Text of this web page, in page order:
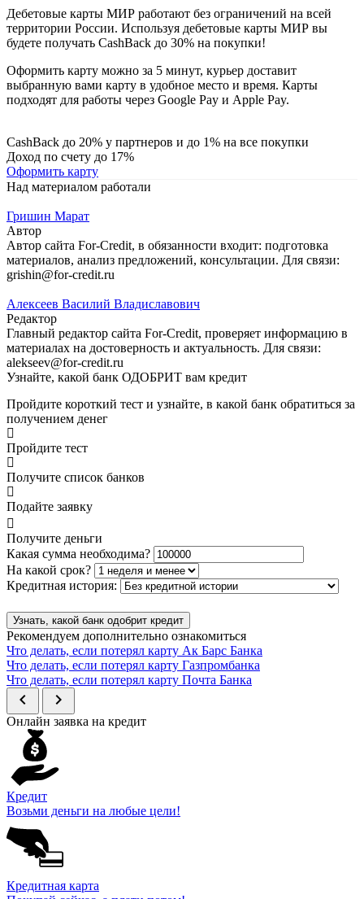
Дебетовые карты МИР работают без ограничений на всей
территории России. Используя дебетовые карты МИР вы
будете получать CashBack до 30% на покупки!
Оформить карту можно за 5 минут, курьер доставит
выбранную вами карту в удобное место и время. Карты
подходят для работы через Google Pay и Apple Pay.
CashBack до 20% у партнеров и до 1% на все покупки
Доход по счету до 17%
Оформить карту
Над материалом работали
Гришин Марат
Автор
Автор сайта For-Credit, в обязанности входит: подготовка
материалов, анализ предложений, консультации. Для связи:
grishin@for-credit.ru
Алексеев Василий Владиславович
Редактор
Главный редактор сайта For-Credit, проверяет информацию в
материалах на достоверность и актуальность. Для связи:
alekseev@for-credit.ru
Узнайте, какой банк ОДОБРИТ вам кредит
Пройдите короткий тест и узнайте, в какой банк обратиться за
получением денег
Пройдите тест
Получите список банков
Подайте заявку
Получите деньги
Какая сумма необходима?
На какой срок?
Кредитная история:
Узнать, какой банк одобрит кредит
Рекомендуем дополнительно ознакомиться
Что делать, если потерял карту Ак Барс Банка
Что делать, если потерял карту Газпромбанка
Что делать, если потерял карту Почта Банка
chevron_left chevron_right
Онлайн заявка на кредит
Кредит
Возьми деньги на любые цели!
Кредитная карта